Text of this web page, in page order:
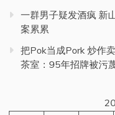
一群男子疑发酒疯 新
案累累
把Pok当成Pork 炒作
茶室：95年招牌被污